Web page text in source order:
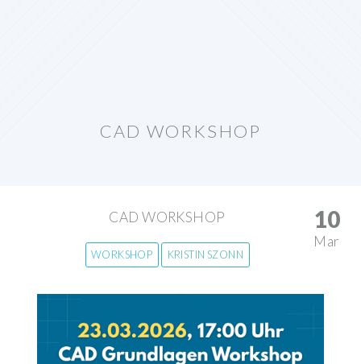
CAD WORKSHOP
10
Mar
CAD WORKSHOP
WORKSHOP KRISTIN SZONN